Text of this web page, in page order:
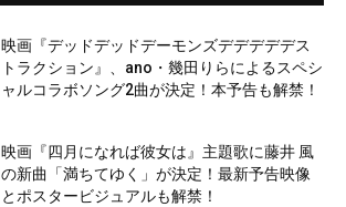
映画『デッドデッドデーモンズデデデデデス
トラクション』、ano・幾田りらによるスペシ
ャルコラボソング2曲が決定！本予告も解禁！
映画『四月になれば彼女は』主題歌に藤井 風
の新曲「満ちてゆく」が決定！最新予告映像
とポスタービジュアルも解禁！